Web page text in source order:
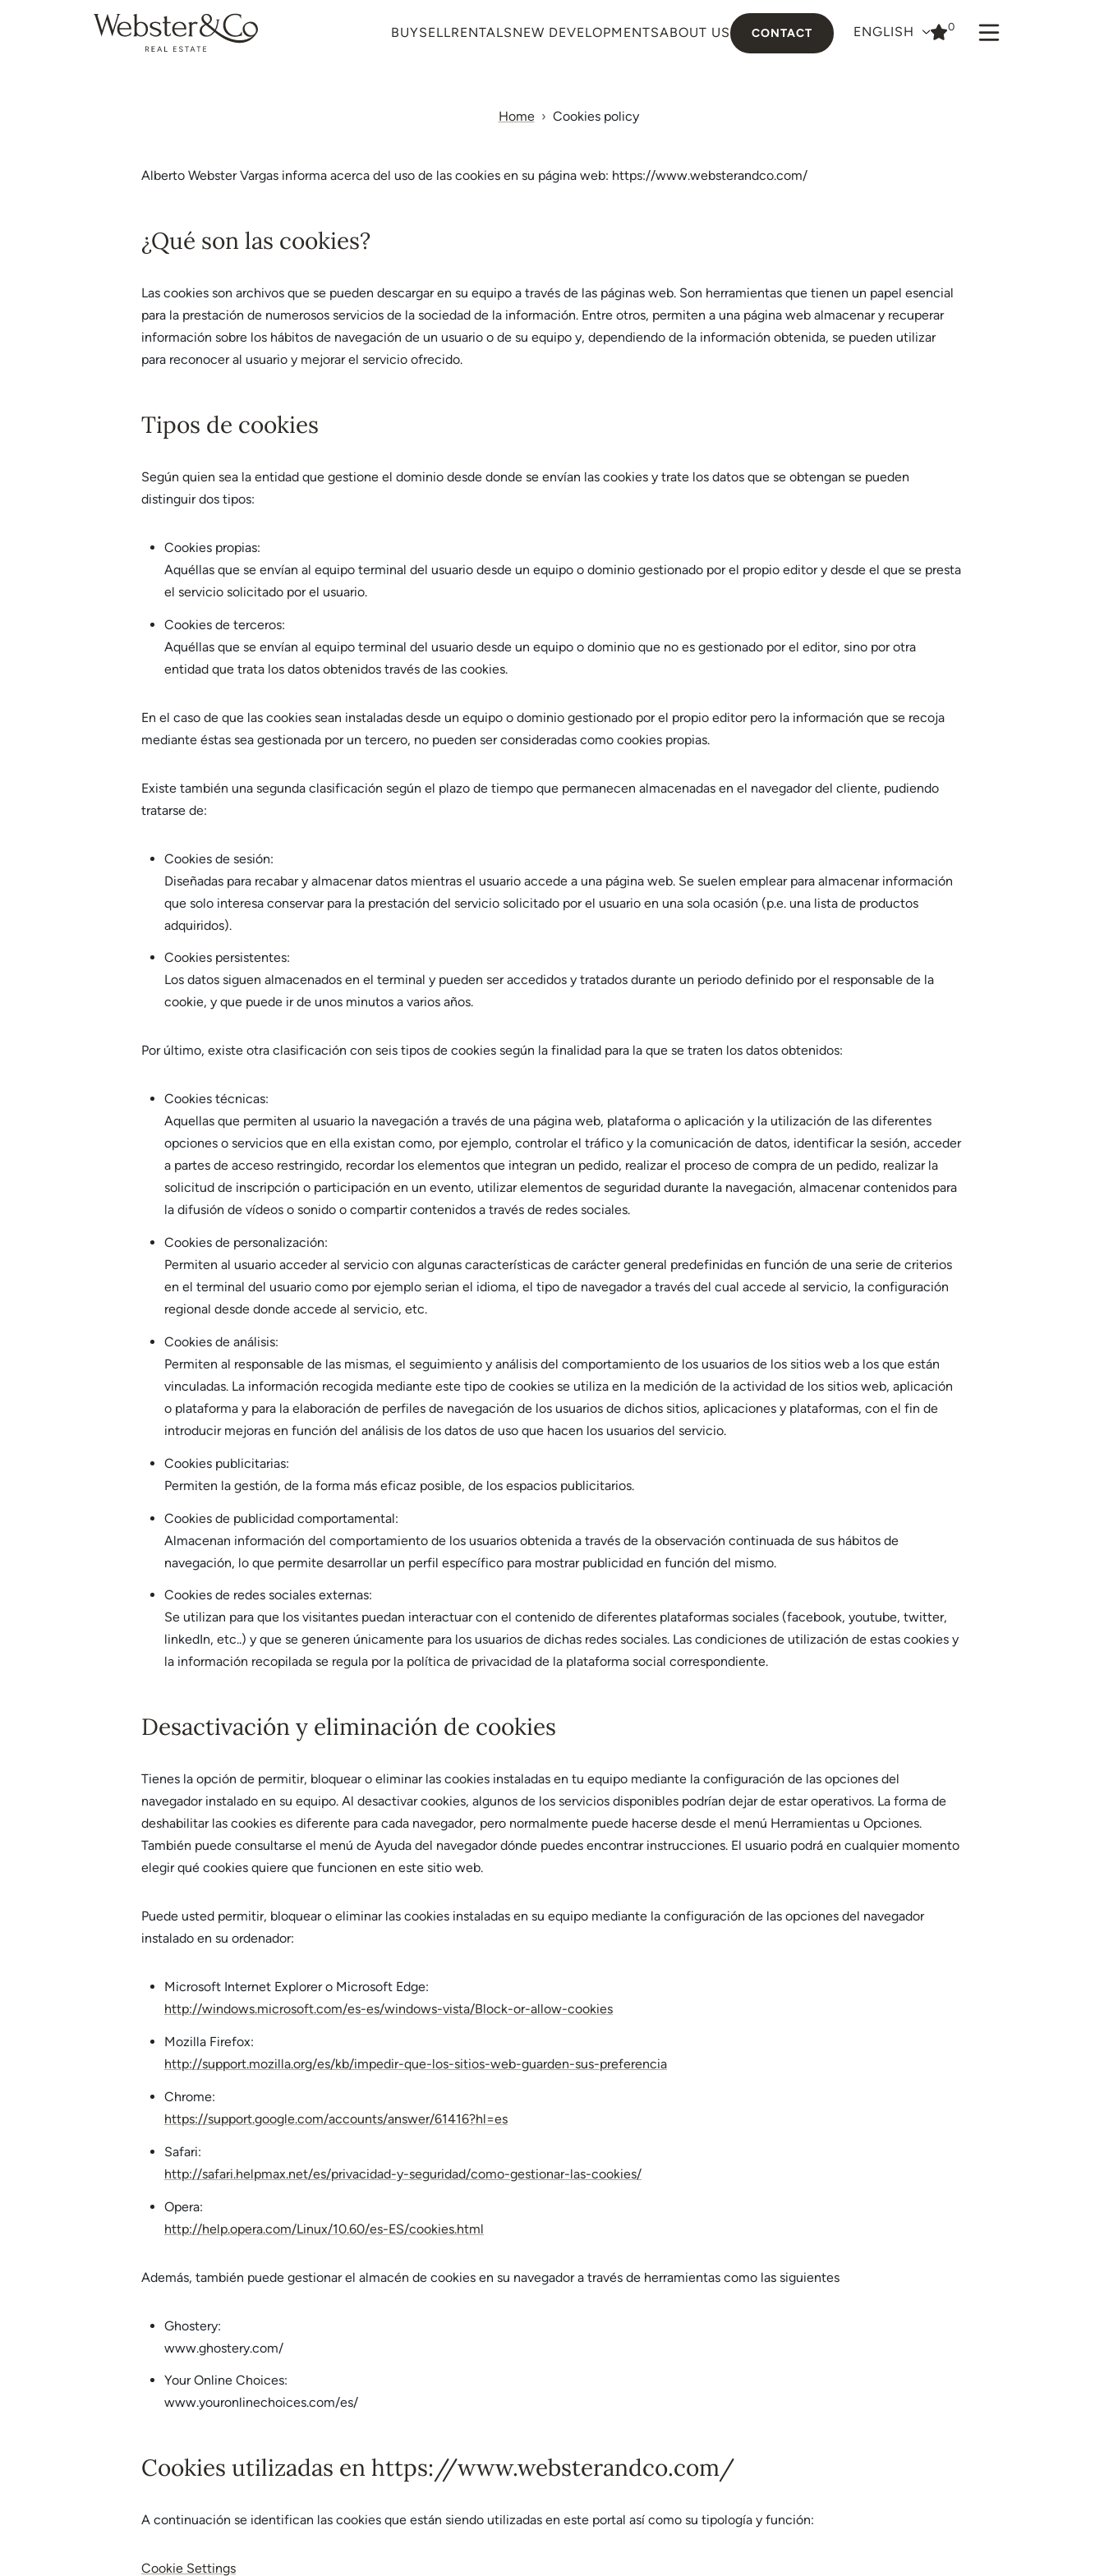
BUYSELLRENTALSNEW DEVELOPMENTSABOUT US CONTACT ENGLISH 0
Home Cookies policy
Alberto Webster Vargas informa acerca del uso de las cookies en su página web: https://www.websterandco.com/
¿Qué son las cookies?
Las cookies son archivos que se pueden descargar en su equipo a través de las páginas web. Son herramientas que tienen un papel esencial
para la prestación de numerosos servicios de la sociedad de la información. Entre otros, permiten a una página web almacenar y recuperar
información sobre los hábitos de navegación de un usuario o de su equipo y, dependiendo de la información obtenida, se pueden utilizar
para reconocer al usuario y mejorar el servicio ofrecido.
Tipos de cookies
Según quien sea la entidad que gestione el dominio desde donde se envían las cookies y trate los datos que se obtengan se pueden
distinguir dos tipos:
Cookies propias:
Aquéllas que se envían al equipo terminal del usuario desde un equipo o dominio gestionado por el propio editor y desde el que se presta
el servicio solicitado por el usuario.
Cookies de terceros:
Aquéllas que se envían al equipo terminal del usuario desde un equipo o dominio que no es gestionado por el editor, sino por otra
entidad que trata los datos obtenidos través de las cookies.
En el caso de que las cookies sean instaladas desde un equipo o dominio gestionado por el propio editor pero la información que se recoja
mediante éstas sea gestionada por un tercero, no pueden ser consideradas como cookies propias.
Existe también una segunda clasificación según el plazo de tiempo que permanecen almacenadas en el navegador del cliente, pudiendo
tratarse de:
Cookies de sesión:
Diseñadas para recabar y almacenar datos mientras el usuario accede a una página web. Se suelen emplear para almacenar información
que solo interesa conservar para la prestación del servicio solicitado por el usuario en una sola ocasión (p.e. una lista de productos
adquiridos).
Cookies persistentes:
Los datos siguen almacenados en el terminal y pueden ser accedidos y tratados durante un periodo definido por el responsable de la
cookie, y que puede ir de unos minutos a varios años.
Por último, existe otra clasificación con seis tipos de cookies según la finalidad para la que se traten los datos obtenidos:
Cookies técnicas:
Aquellas que permiten al usuario la navegación a través de una página web, plataforma o aplicación y la utilización de las diferentes
opciones o servicios que en ella existan como, por ejemplo, controlar el tráfico y la comunicación de datos, identificar la sesión, acceder
a partes de acceso restringido, recordar los elementos que integran un pedido, realizar el proceso de compra de un pedido, realizar la
solicitud de inscripción o participación en un evento, utilizar elementos de seguridad durante la navegación, almacenar contenidos para
la difusión de vídeos o sonido o compartir contenidos a través de redes sociales.
Cookies de personalización:
Permiten al usuario acceder al servicio con algunas características de carácter general predefinidas en función de una serie de criterios
en el terminal del usuario como por ejemplo serian el idioma, el tipo de navegador a través del cual accede al servicio, la configuración
regional desde donde accede al servicio, etc.
Cookies de análisis:
Permiten al responsable de las mismas, el seguimiento y análisis del comportamiento de los usuarios de los sitios web a los que están
vinculadas. La información recogida mediante este tipo de cookies se utiliza en la medición de la actividad de los sitios web, aplicación
o plataforma y para la elaboración de perfiles de navegación de los usuarios de dichos sitios, aplicaciones y plataformas, con el fin de
introducir mejoras en función del análisis de los datos de uso que hacen los usuarios del servicio.
Cookies publicitarias:
Permiten la gestión, de la forma más eficaz posible, de los espacios publicitarios.
Cookies de publicidad comportamental:
Almacenan información del comportamiento de los usuarios obtenida a través de la observación continuada de sus hábitos de
navegación, lo que permite desarrollar un perfil específico para mostrar publicidad en función del mismo.
Cookies de redes sociales externas:
Se utilizan para que los visitantes puedan interactuar con el contenido de diferentes plataformas sociales (facebook, youtube, twitter,
linkedIn, etc..) y que se generen únicamente para los usuarios de dichas redes sociales. Las condiciones de utilización de estas cookies y
la información recopilada se regula por la política de privacidad de la plataforma social correspondiente.
Desactivación y eliminación de cookies
Tienes la opción de permitir, bloquear o eliminar las cookies instaladas en tu equipo mediante la configuración de las opciones del
navegador instalado en su equipo. Al desactivar cookies, algunos de los servicios disponibles podrían dejar de estar operativos. La forma de
deshabilitar las cookies es diferente para cada navegador, pero normalmente puede hacerse desde el menú Herramientas u Opciones.
También puede consultarse el menú de Ayuda del navegador dónde puedes encontrar instrucciones. El usuario podrá en cualquier momento
elegir qué cookies quiere que funcionen en este sitio web.
Puede usted permitir, bloquear o eliminar las cookies instaladas en su equipo mediante la configuración de las opciones del navegador
instalado en su ordenador:
Microsoft Internet Explorer o Microsoft Edge:
http://windows.microsoft.com/es-es/windows-vista/Block-or-allow-cookies
Mozilla Firefox:
http://support.mozilla.org/es/kb/impedir-que-los-sitios-web-guarden-sus-preferencia
Chrome:
https://support.google.com/accounts/answer/61416?hl=es
Safari:
http://safari.helpmax.net/es/privacidad-y-seguridad/como-gestionar-las-cookies/
Opera:
http://help.opera.com/Linux/10.60/es-ES/cookies.html
Además, también puede gestionar el almacén de cookies en su navegador a través de herramientas como las siguientes
Ghostery:
www.ghostery.com/
Your Online Choices:
www.youronlinechoices.com/es/
Cookies utilizadas en https://www.websterandco.com/
A continuación se identifican las cookies que están siendo utilizadas en este portal así como su tipología y función:
Cookie Settings